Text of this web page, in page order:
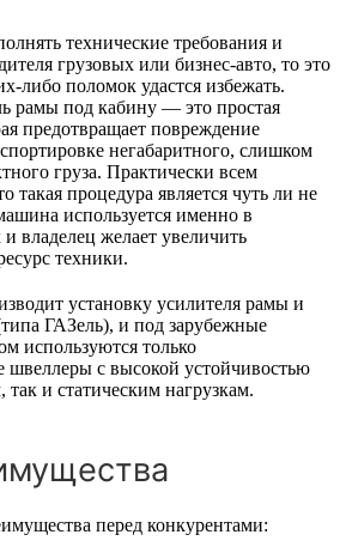
технические требования и
грузовых или бизнес-авто, то это
либо поломок удастся избежать.
рамы под кабину — это простая
предотвращает повреждение
негабаритного, слишком
груза. Практически всем
такая процедура является чуть ли не
используется именно в
владелец желает увеличить
техники.
установку усилителя рамы и
ГАЗель), и под зарубежные
используются только
швеллеры с высокой устойчивостью
и статическим нагрузкам.
перед конкурентами: